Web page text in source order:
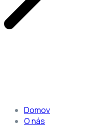
Domov
O nás